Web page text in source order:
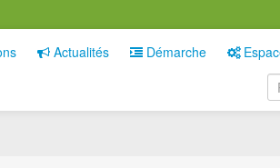
Actualités Démarche